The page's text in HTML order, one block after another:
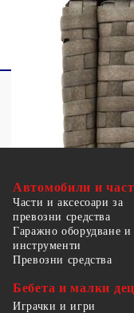
Автомобили и
Части и аксесоари за
превозни средства
Гаражно оборудване и
инструменти
Превозни средства
Бебета и малки
Играчки и игри